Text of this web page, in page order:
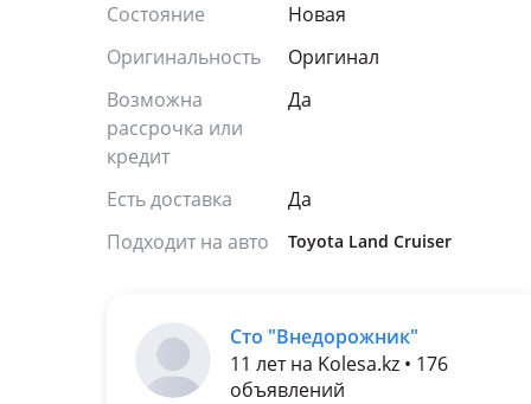
Состояние
Новая
Оригинальность
Оригинал
Возможна
рассрочка или
кредит
Да
Есть доставка
Да
Подходит на авто
Toyota Land Cruiser
Сто "Внедорожник"
11 лет на Kolesa.kz • 176
объявлений